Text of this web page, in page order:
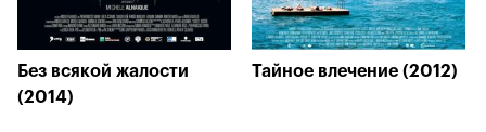
Без всякой жалости
(2014)
Тайное влечение (2012)